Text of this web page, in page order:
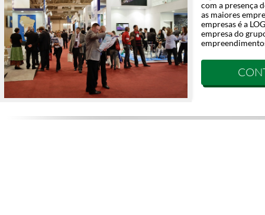
com a presença
as maiores
empresas é a
empresa do